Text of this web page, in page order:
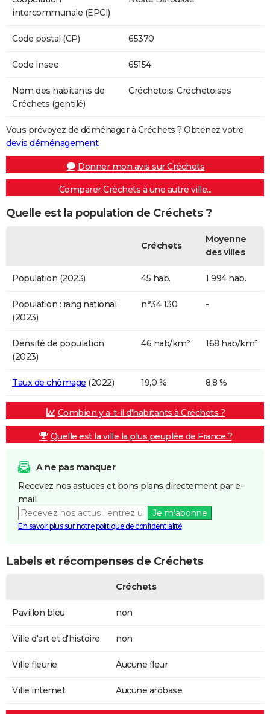
intercommunale (EPCI)
Code postal (CP) 65370
Code Insee 65154
Nom des habitants de
Créchets (gentilé)
Créchetois, Créchetoises
Vous prévoyez de déménager à Créchets ? Obtenez votre
devis déménagement.
Donner mon avis sur Créchets
Comparer Créchets à une autre ville...
Quelle est la population de Créchets ?
Créchets
Moyenne
des villes
Population (2023) 45 hab. 1 994 hab.
Population : rang national
(2023)
n°34 130 -
Densité de population
(2023)
46 hab/km² 168 hab/km²
Taux de chômage (2022) 19,0 % 8,8 %
Combien y a-t-il d'habitants à Créchets ?
Quelle est la ville la plus peuplée de France ?
A ne pas manquer
Recevez nos astuces et bons plans directement par e-
mail.
Je m'abonne
En savoir plus sur notre politique de confidentialité
Labels et récompenses de Créchets
Créchets
Pavillon bleu non
Ville d'art et d'histoire non
Ville fleurie Aucune fleur
Ville internet Aucune arobase